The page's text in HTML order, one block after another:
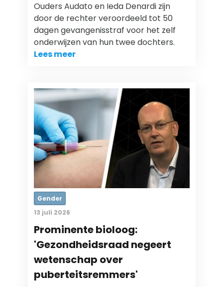
Ouders Audato en Ieda Denardi zijn
door de rechter veroordeeld tot 50
dagen gevangenisstraf voor het zelf
onderwijzen van hun twee dochters.
Lees meer
Gender
13 juli 2026
Prominente bioloog:
'Gezondheidsraad negeert
wetenschap over
puberteitsremmers'